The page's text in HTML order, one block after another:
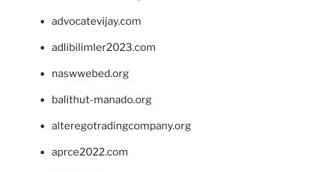
advocatevijay.com
adlibilimler2023.com
naswwebed.org
balithut-manado.org
alteregotradingcompany.org
aprce2022.com